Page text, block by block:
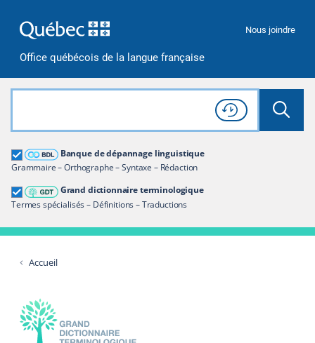
Office québécois de la langue française
Nous joindre
Rechercher dans tout le site
Lancer
Consulter l'
Historique
de recherche
Banque de dépannage linguistique
Grammaire – Orthographe – Syntaxe – Rédaction
Grand dictionnaire terminologique
Termes spécialisés – Définitions – Traductions
Grand dictionnaire terminologique
Restreindre aux termes
Accueil